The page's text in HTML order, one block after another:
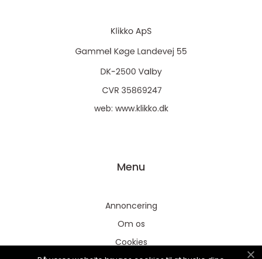
web: www.klikko.dk
Menu
Annoncering
Om os
Cookies